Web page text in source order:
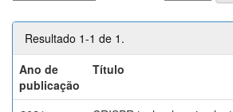
Resultado 1-1 de 1.
Ano de
publicação
Título